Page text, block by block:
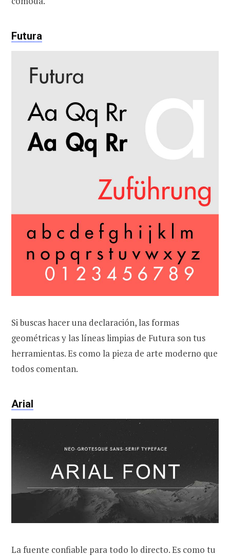
Futura
Si buscas hacer una declaración, las formas
geométricas y las líneas limpias de Futura son tus
herramientas. Es como la pieza de arte moderno que
todos comentan.
Arial
La fuente confiable para todo lo directo. Es como tu